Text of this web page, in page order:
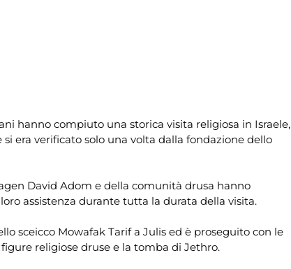
hanno compiuto una storica visita religiosa in Israele,
era verificato solo una volta dalla fondazione dello
David Adom e della comunità drusa hanno
assistenza durante tutta la durata della visita.
sceicco Mowafak Tarif a Julis ed è proseguito con le
religiose druse e la tomba di Jethro.